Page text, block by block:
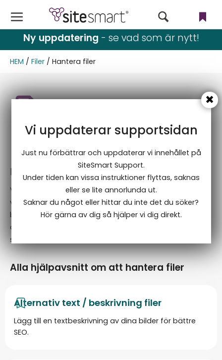
Webbutik
CMS
Filer
Nyhetsbrev
Blogg & event
Inställningar
Ny uppdatering - se vad som är nytt!
HEM / Filer / Hantera filer
Hantera filer
Ladda upp, skala om och radera
Väck liv i din webbplats och ta den till nästa nivå. Vi
visar hur du anpassar dina befintliga filer, lägger till nya
bilder och alternativa texter för att få webbshopen mer
attraktiv för både kunder och sökmotorer samtidigt
som det förenklar ditt arbete.
Alla hjälpavsnitt om att hantera filer
Alternativ text / beskrivning filer
Lägg till en textbeskrivning av dina bilder för bättre
SEO.
Vi uppdaterar supportsidan
Just nu förbättrar och uppdaterar vi innehållet på
SiteSmart Support.
Under tiden kan vissa instruktioner flyttas, saknas
eller se lite annorlunda ut.
Saknar du något eller hittar du inte det du söker?
Hör gärna av dig så hjälper vi dig direkt.